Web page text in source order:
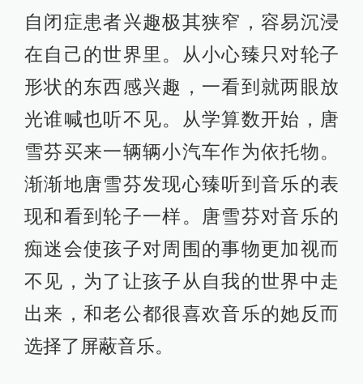
自闭症患者兴趣极其狭窄，容易沉浸
在自己的世界里。从小心臻只对轮子
形状的东西感兴趣，一看到就两眼放
光谁喊也听不见。从学算数开始，唐
雪芬买来一辆辆小汽车作为依托物。
渐渐地唐雪芬发现心臻听到音乐的表
现和看到轮子一样。唐雪芬对音乐的
痴迷会使孩子对周围的事物更加视而
不见，为了让孩子从自我的世界中走
出来，和老公都很喜欢音乐的她反而
选择了屏蔽音乐。